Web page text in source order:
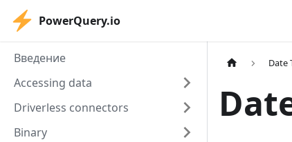
PowerQuery.io
Введение
Accessing data
Driverless connectors
Binary
Date